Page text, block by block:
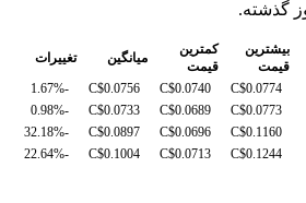
بیشترین
قیمت
کمترین
قیمت
میانگین
تغییرات
C$0.0774
C$0.0740
C$0.0756
-1.67%
C$0.0773
C$0.0689
C$0.0733
-0.98%
C$0.1160
C$0.0696
C$0.0897
-32.18%
C$0.1244
C$0.0713
C$0.1004
-22.64%